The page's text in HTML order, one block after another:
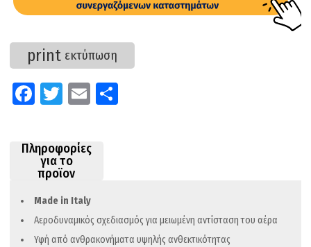
print εκτύπωση
Fa
o
o
k
T
er
E
τε
Πληροφορίες
για το
προϊον
Made in Italy
Αεροδυναμικός σχεδιασμός για μειωμένη αντίσταση του αέρα
Υφή από ανθρακονήματα υψηλής ανθεκτικότητας